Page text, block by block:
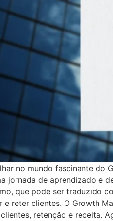
no mundo fascinante do
jornada de aprendizado e
que pode ser traduzido
e reter clientes. O Growth
retenção e receita.